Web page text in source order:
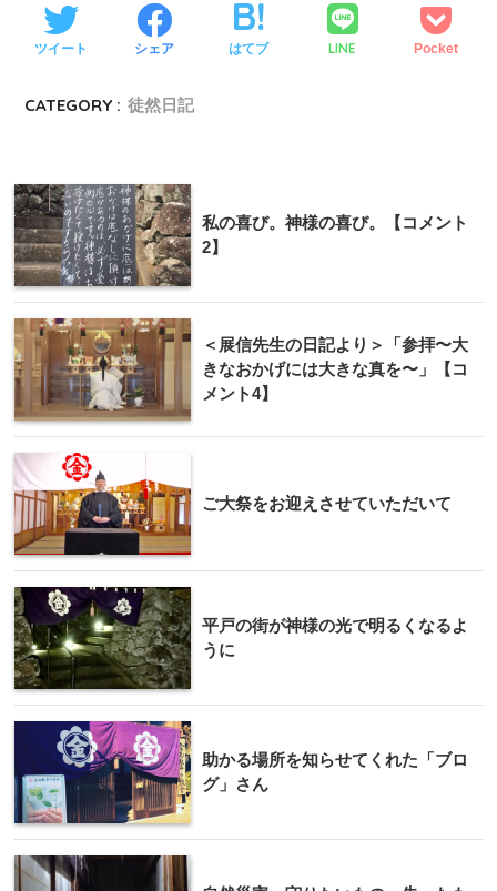
ツイート シェア はてブ LINE Pocket
CATEGORY : 徒然日記
私の喜び。神様の喜び。【コメント
2】
＜展信先生の日記より＞「参拝〜大
きなおかげには大きな真を〜」【コ
メント4】
ご大祭をお迎えさせていただいて
平戸の街が神様の光で明るくなるよ
うに
助かる場所を知らせてくれた「ブロ
グ」さん